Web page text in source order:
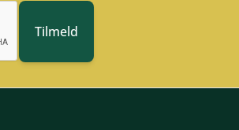
Tilmeld